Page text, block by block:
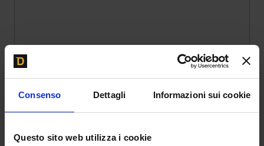
Consenso Dettagli Informazioni sui cookie
Questo sito web utilizza i cookie
g
g
i
o